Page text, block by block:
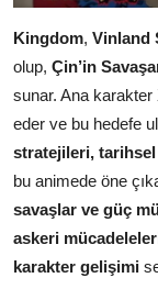
Kingdom, Vinland
olup, Çin’in
sunar. Ana karakter
eder ve bu hedefe
stratejileri,
bu animede öne
savaşlar ve güç
askeri
karakter gelişimi